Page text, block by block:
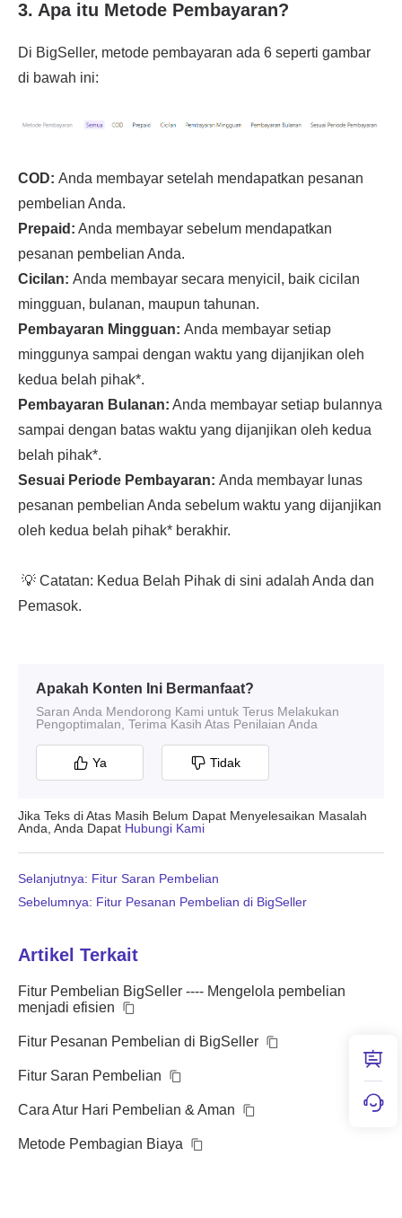
Apakah Konten Ini Bermanfaat?
Saran Anda Mendorong Kami untuk Terus Melakukan
Pengoptimalan, Terima Kasih Atas Penilaian Anda
Ya Tidak
Jika Teks di Atas Masih Belum Dapat Menyelesaikan Masalah
Anda, Anda Dapat Hubungi Kami
Sebelumnya: Fitur Pesanan Pembelian di BigSeller
Selanjutnya: Fitur Saran Pembelian
Artikel Terkait
Fitur Pembelian BigSeller ---- Mengelola pembelian
menjadi efisien
Fitur Pesanan Pembelian di BigSeller
Fitur Saran Pembelian
Cara Atur Hari Pembelian & Aman
Metode Pembagian Biaya